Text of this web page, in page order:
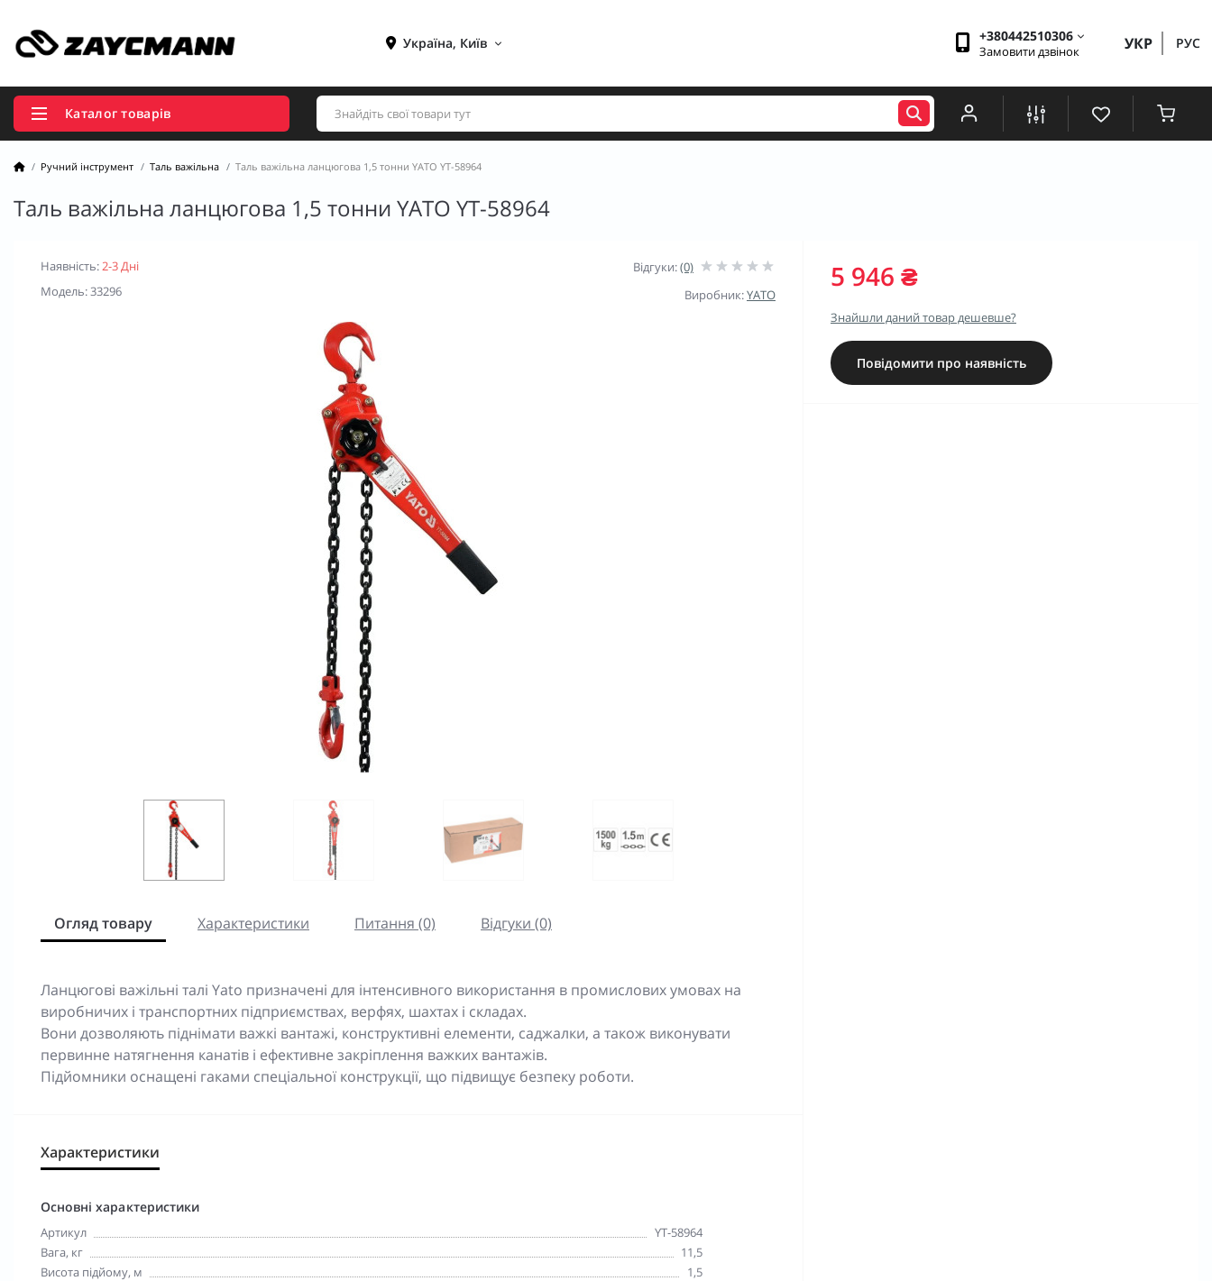
Україна, Київ +380442510306
Замовити дзвінок УКР РУС
Каталог товарів
Ручний інструмент Таль важільна Таль важільна ланцюгова 1,5 тонни YATO YT-58964
Таль важільна ланцюгова 1,5 тонни YATO YT-58964
Наявність:2-3 Дні
Модель: 33296
Відгуки:(0)
Виробник:YATO
Огляд товару Характеристики Питання (0) Відгуки (0)
Ланцюгові важільні талі Yato призначені для інтенсивного використання в промислових умовах на
виробничих і транспортних підприємствах, верфях, шахтах і складах.
Вони дозволяють піднімати важкі вантажі, конструктивні елементи, саджалки, а також виконувати
первинне натягнення канатів і ефективне закріплення важких вантажів.
Підйомники оснащені гаками спеціальної конструкції, що підвищує безпеку роботи.
Характеристики
Основні характеристики
Артикул
YT-58964
Вага, кг
11,5
Висота підйому, м
1,5
5 946 ₴
Знайшли даний товар дешевше?
Повідомити про наявність